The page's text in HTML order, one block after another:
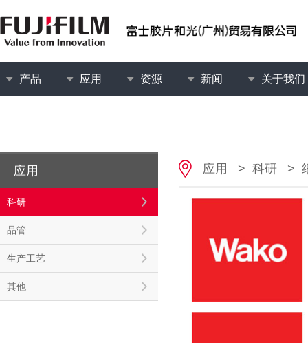
产品 应用 资源 新闻 关于我们
应用
科研
品管
生产工艺
其他
应用 > 科研 >